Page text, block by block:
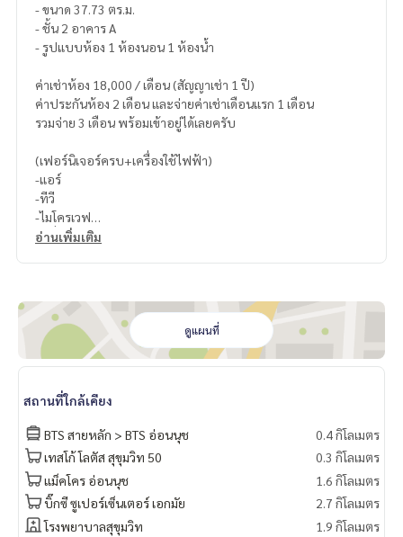
- ขนาด 37.73 ตร.ม.
- ชั้น 2 อาคาร A
- รูปแบบห้อง 1 ห้องนอน 1 ห้องน้ำ
ค่าเช่าห้อง 18,000 / เดือน (สัญญาเช่า 1 ปี)
ค่าประกันห้อง 2 เดือน และจ่ายค่าเช่าเดือนแรก 1 เดือน
รวมจ่าย 3 เดือน พร้อมเข้าอยู่ได้เลยครับ
(เฟอร์นิเจอร์ครบ+เครื่องใช้ไฟฟ้า)
-แอร์
-ทีวี
-ไมโครเวฟ
-เครื่องซักผ้า
อ่านเพิ่มเติม
ดูแผนที่
สถานที่ใกล้เคียง
BTS สายหลัก > BTS อ่อนนุช
0.4 กิโลเมตร
เทสโก้ โลตัส สุขุมวิท 50
0.3 กิโลเมตร
แม็คโคร อ่อนนุช
1.6 กิโลเมตร
บิ๊กซี ซูเปอร์เซ็นเตอร์ เอกมัย
2.7 กิโลเมตร
โรงพยาบาลสุขุมวิท
1.9 กิโลเมตร